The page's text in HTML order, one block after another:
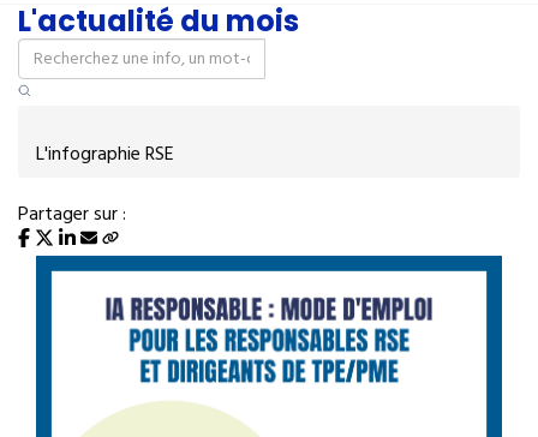
L'actualité du mois
L'infographie RSE
Partager sur :